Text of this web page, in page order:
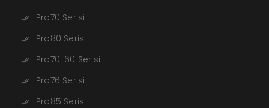
Pro70 Serisi
Pro80 Serisi
Pro70-60 Serisi
Pro76 Serisi
Pro85 Serisi